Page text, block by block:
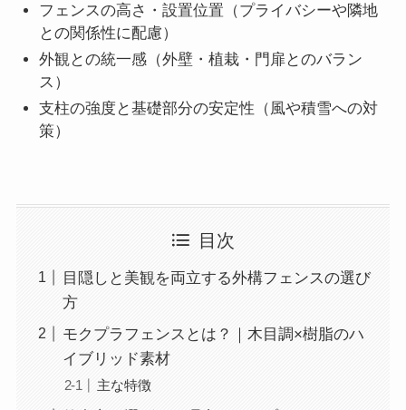
フェンスの高さ・設置位置（プライバシーや隣地
との関係性に配慮）
外観との統一感（外壁・植栽・門扉とのバラン
ス）
支柱の強度と基礎部分の安定性（風や積雪への対
策）
目次
目隠しと美観を両立する外構フェンスの選び
方
モクプラフェンスとは？｜木目調×樹脂のハ
イブリッド素材
主な特徴